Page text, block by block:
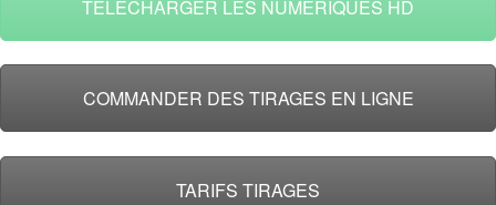
TELECHARGER LES NUMERIQUES HD
COMMANDER DES TIRAGES EN LIGNE
TARIFS TIRAGES